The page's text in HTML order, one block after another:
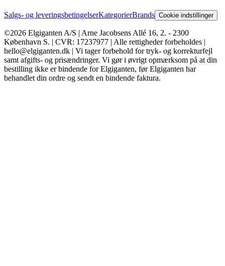
Salgs- og leveringsbetingelserKategorierBrands Cookie indstillinger
©2026 Elgiganten A/S | Arne Jacobsens Allé 16, 2. - 2300
København S. | CVR: 17237977 | Alle rettigheder forbeholdes |
hello@elgiganten.dk | Vi tager forbehold for tryk- og korrekturfejl
samt afgifts- og prisændringer. Vi gør i øvrigt opmærksom på at din
bestilling ikke er bindende for Elgiganten, før Elgiganten har
behandlet din ordre og sendt en bindende faktura.